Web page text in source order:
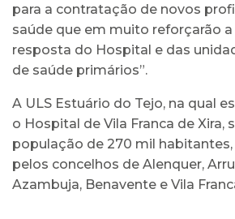
para a contratação de novos
saúde que em muito reforçarão
resposta do Hospital e das
de saúde primários”.
A ULS Estuário do Tejo, na qual
o Hospital de Vila Franca de Xira,
população de 270 mil
pelos concelhos de Alenquer,
Azambuja, Benavente e Vila